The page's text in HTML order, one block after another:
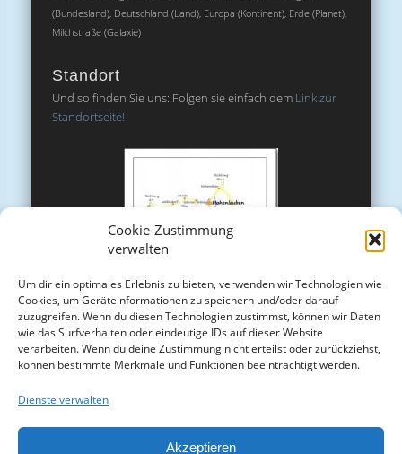
Cookie-Zustimmung
verwalten
Um dir ein optimales Erlebnis zu bieten, verwenden wir Technologien wie
Cookies, um Geräteinformationen zu speichern und/oder darauf
zuzugreifen. Wenn du diesen Technologien zustimmst, können wir Daten
wie das Surfverhalten oder eindeutige IDs auf dieser Website
verarbeiten. Wenn du deine Zustimmung nicht erteilst oder zurückziehst,
können bestimmte Merkmale und Funktionen beeinträchtigt werden.
Dienste verwalten
Akzeptieren
(Bundesland), Deutschland (Land), Europa (Kontinent), Erde (Planet),
Milchstraße (Galaxie)
Standort
Und so finden Sie uns: Folgen sie einfach dem Link zur
Standortseite!